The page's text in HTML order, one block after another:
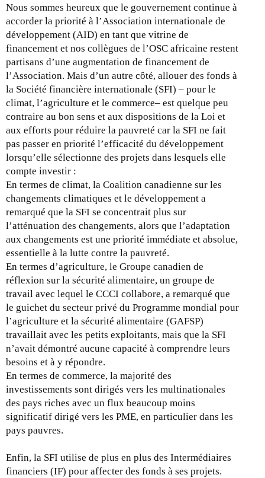
Nous sommes heureux que le gouvernement continue à
accorder la priorité à l’Association internationale de
développement (AID) en tant que vitrine de
financement et nos collègues de l’OSC africaine restent
partisans d’une augmentation de financement de
l’Association. Mais d’un autre côté, allouer des fonds à
la Société financière internationale (SFI) – pour le
climat, l’agriculture et le commerce– est quelque peu
contraire au bon sens et aux dispositions de la Loi et
aux efforts pour réduire la pauvreté car la SFI ne fait
pas passer en priorité l’efficacité du développement
lorsqu’elle sélectionne des projets dans lesquels elle
compte investir :
En termes de climat, la Coalition canadienne sur les
changements climatiques et le développement a
remarqué que la SFI se concentrait plus sur
l’atténuation des changements, alors que l’adaptation
aux changements est une priorité immédiate et absolue,
essentielle à la lutte contre la pauvreté.
En termes d’agriculture, le Groupe canadien de
réflexion sur la sécurité alimentaire, un groupe de
travail avec lequel le CCCI collabore, a remarqué que
le guichet du secteur privé du Programme mondial pour
l’agriculture et la sécurité alimentaire (GAFSP)
travaillait avec les petits exploitants, mais que la SFI
n’avait démontré aucune capacité à comprendre leurs
besoins et à y répondre.
En termes de commerce, la majorité des
investissements sont dirigés vers les multinationales
des pays riches avec un flux beaucoup moins
significatif dirigé vers les PME, en particulier dans les
pays pauvres.
Enfin, la SFI utilise de plus en plus des Intermédiaires
financiers (IF) pour affecter des fonds à ses projets.